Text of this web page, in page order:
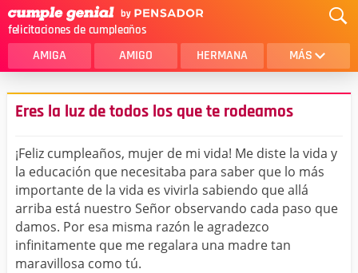
felicitaciones de cumpleaños
AMIGA AMIGO HERMANA MÁS
MAMA
AMOR
SOBRINA
HIJA
HERMANO
HIJO
NOVIA
ESPOSO
PAPA
HOMBRE
Eres la luz de todos los que te rodeamos
¡Feliz cumpleaños, mujer de mi vida! Me diste la vida y
la educación que necesitaba para saber que lo más
importante de la vida es vivirla sabiendo que allá
arriba está nuestro Señor observando cada paso que
damos. Por esa misma razón le agradezco
infinitamente que me regalara una madre tan
maravillosa como tú.